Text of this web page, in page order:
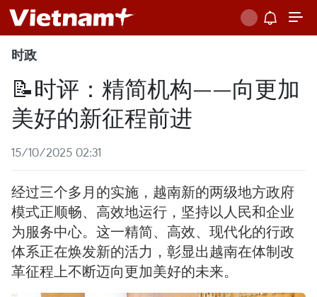
时政
📝时评：精简机构——向更加
美好的新征程前进
15/10/2025 02:31
经过三个多月的实施，越南新的两级地方政府
模式正顺畅、高效地运行，坚持以人民和企业
为服务中心。这一精简、高效、现代化的行政
体系正在焕发新的活力，彰显出越南在体制改
革征程上不断迈向更加美好的未来。